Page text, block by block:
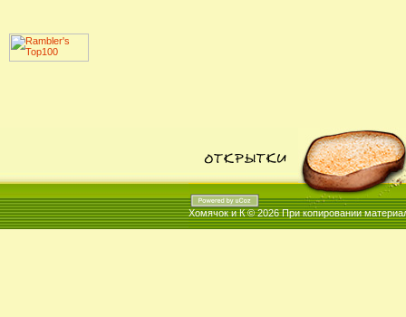
Хомячок и К © 2026При копировании